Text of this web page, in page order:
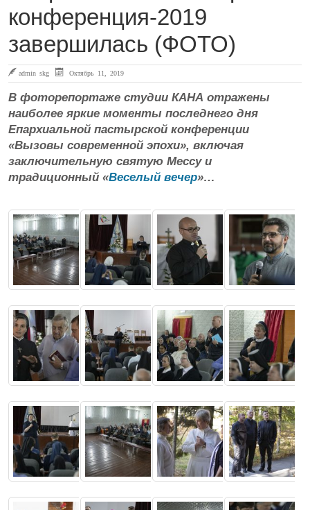
конференция-2019
завершилась (ФОТО)
admin skg Октябрь 11, 2019
В фоторепортаже студии КАНА отражены
наиболее яркие моменты последнего дня
Епархиальной пастырской конференции
«Вызовы современной эпохи», включая
заключительную святую Мессу и
традиционный «Веселый вечер»…